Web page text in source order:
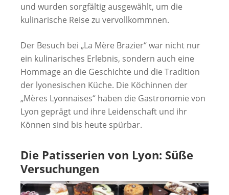
und wurden sorgfältig ausgewählt, um die
kulinarische Reise zu vervollkommnen.
Der Besuch bei „La Mère Brazier“ war nicht nur
ein kulinarisches Erlebnis, sondern auch eine
Hommage an die Geschichte und die Tradition
der lyonesischen Küche. Die Köchinnen der
„Mères Lyonnaises“ haben die Gastronomie von
Lyon geprägt und ihre Leidenschaft und ihr
Können sind bis heute spürbar.
Die Patisserien von Lyon: Süße
Versuchungen